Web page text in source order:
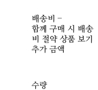
배송비 -
함께 구매 시 배송
비 절약 상품 보기
추가 금액
수량